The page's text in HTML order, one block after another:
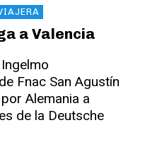
a Valencia
Fnac San Agustín
Alemania a
de la Deutsche